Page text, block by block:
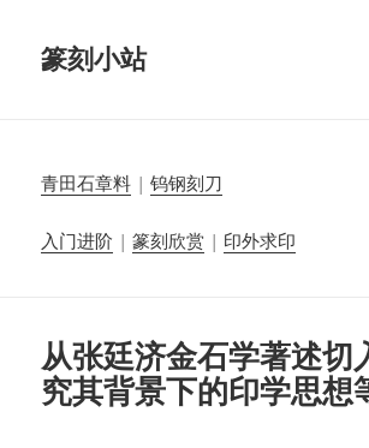
篆刻小站
青田石章料 |钨钢刻刀
入门进阶 |篆刻欣赏 | 印外求印
从张廷济金石学著述切
究其背景下的印学思想